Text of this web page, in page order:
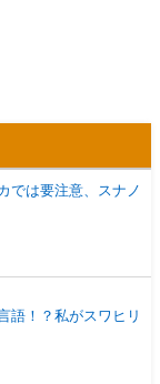
では要注意、スナノ
語！？私がスワヒリ